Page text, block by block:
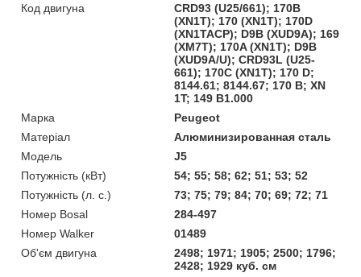
Код двигуна
CRD93 (U25/661); 170B
(XN1T); 170 (XN1T); 170D
(XN1TACP); D9B (XUD9A); 169
(XM7T); 170A (XN1T); D9B
(XUD9A/U); CRD93L (U25-
661); 170C (XN1T); 170 D;
8144.61; 8144.67; 170 B; XN
1T; 149 B1.000
Марка
Peugeot
Матеріал
Алюминизированная сталь
Мoдель
J5
Потужність (кВт)
54; 55; 58; 62; 51; 53; 52
Потужність (л. с.)
73; 75; 79; 84; 70; 69; 72; 71
Номер Bosal
284-497
Номер Walker
01489
Об'єм двигуна
2498; 1971; 1905; 2500; 1796;
2428; 1929 куб. см